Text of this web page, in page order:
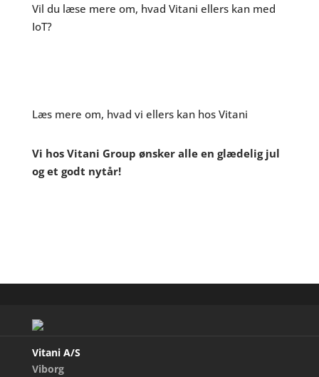
Vil du læse mere om, hvad Vitani ellers kan med
IoT?
Læs mere om, hvad vi ellers kan hos Vitani
Vi hos Vitani Group ønsker alle en glædelig jul
og et godt nytår!
Vitani A/S
Viborg